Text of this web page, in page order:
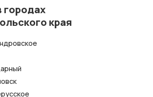
городах
края